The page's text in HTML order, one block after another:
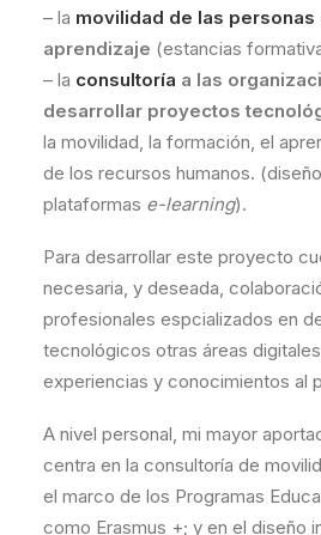
– la movilidad de las personas
aprendizaje (estancias
– la consultoría a las
desarrollar proyectos
la movilidad, la formación, el
de los recursos humanos.
plataformas e-learning).
Para desarrollar este proyecto
necesaria, y deseada,
profesionales espcializados en
tecnológicos otras áreas
experiencias y conocimientos al
A nivel personal, mi mayor
centra en la consultoría de
el marco de los Programas
como Erasmus +; y en el diseño